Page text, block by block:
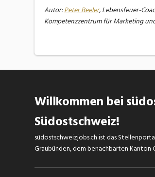
Autor:Peter Beeler, Lebensfeuer-
Kompetenzzentrum für Marketing
Willkommen bei
Südostschweiz!
südostschweizjobs.ch ist das
Graubünden, dem benachbarten Kanton